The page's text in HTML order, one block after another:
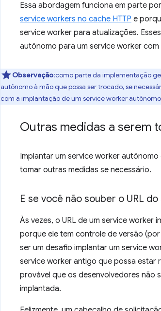
Essa abordagem funciona em parte
service workers no cache HTTP e
service worker para atualizações.
autônomo para um service worker
Observação:como parte da implementação
autônomo à mão que possa ser trocado, se
com a implantação de um service worker
Outras medidas a serem
Implantar um service worker
tomar outras medidas se necessário.
E se você não souber o URL
Às vezes, o URL de um service
porque ele tem controle de versão
ser um desafio implantar um service
service worker antigo que possa estar
provável que os desenvolvedores não
implantada.